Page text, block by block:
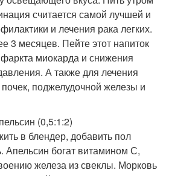
считается самой лучшей и
и лечения рака легких.
3 месяцев. Пейте этот напиток
миокарда и снижения
А также для лечения
поджелудочной железы и
(0,5:1:2)
в блендер, добавить пол
Апельсин богат витамином С,
железа из свеклы. Морковь